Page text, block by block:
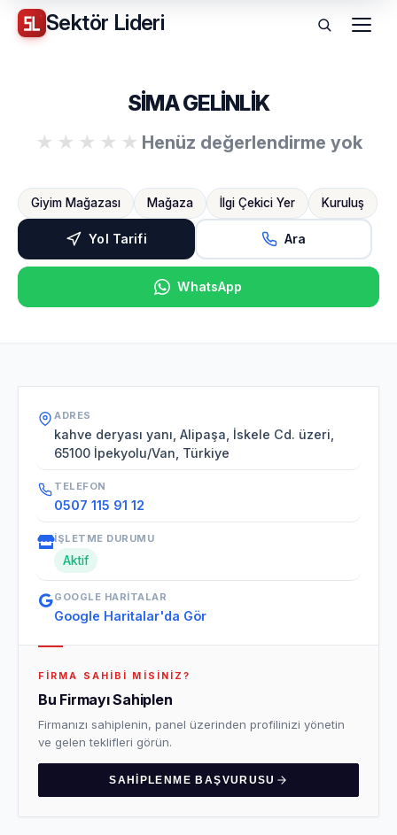
Sektör Lideri Menü
SİMA GELİNLİK
Henüz değerlendirme yok
Giyim Mağazası Mağaza İlgi Çekici Yer Kuruluş
Yol Tarifi Ara
WhatsApp
ADRES
kahve deryası yanı, Alipaşa, İskele Cd. üzeri,
65100 İpekyolu/Van, Türkiye
TELEFON
0507 115 91 12
İŞLETME DURUMU
Aktif
GOOGLE HARITALAR
Google Haritalar'da Gör
FIRMA SAHIBI MISINIZ?
Bu Firmayı Sahiplen
Firmanızı sahiplenin, panel üzerinden profilinizi yönetin
ve gelen teklifleri görün.
SAHIPLENME BAŞVURUSU